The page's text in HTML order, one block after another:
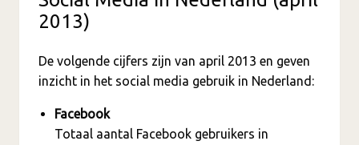
2013)
De volgende cijfers zijn van april 2013 en geven
inzicht in het social media gebruik in Nederland:
Facebook
Totaal aantal Facebook gebruikers in